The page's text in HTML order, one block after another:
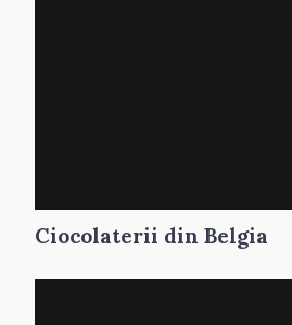
Ciocolaterii din Belgia